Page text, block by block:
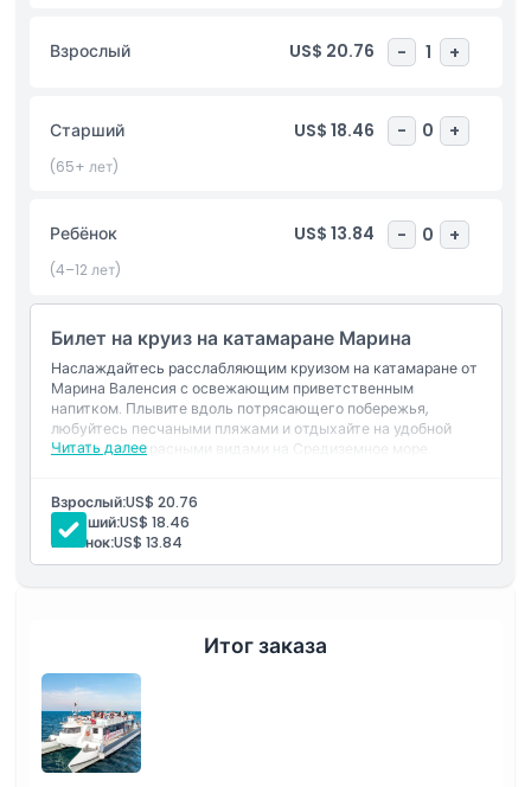
спроектирован для максимального комфорта, с просторной
открытой палубой, где можно отдыхать под солнцем, а
укрытия от жары. На борту имеются такие удобства, как
чистые туалеты и комфортабельные места для сидения, что
обеспечивает беспроблемное путешествие для семей, пар и
фотографии или уникальный способ насладиться Валенсией,
этот круиз на катамаране предлагает идеальное сочетание
незабываемых видов на океан.
Основные моменты
Включено
Исключения
Часы работы
Вещи, которые нужно знать
Местоположение
Дресс-код
Взрослый US$ 20.76 - 1 +
Старший US$ 18.46 - 0 +
(65+ лет)
Ребёнок US$ 13.84 - 0 +
(4–12 лет)
Билет на круиз на катамаране Марина
Наслаждайтесь расслабляющим круизом на катамаране от
Марина Валенсия с освежающим приветственным
напитком. Плывите вдоль потрясающего побережья,
любуйтесь песчаными пляжами и отдыхайте на удобной
палубе с прекрасными видами на Средиземное море.
Читать далее
1 напиток
Круиз на катамаране
Экипаж и топливо
Взрослый:US$ 20.76
Старший:US$ 18.46
Ребёнок:US$ 13.84
Итог заказа